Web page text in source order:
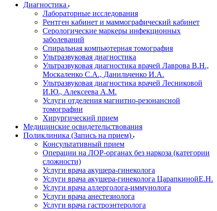
Диагностика
Лабораторные исследования
Рентген кабинет и маммографический кабинет
Серологические маркеры инфекционных
заболеваний
Спиральная компьютерная томография
Ультразвуковая диагностика
Ультразвуковая диагностика врачей Лаврова В.Н.,
Москаленко С.А., Данильченко И.А.
Ультразвуковая диагностика врачей Лесниковой
И.Ю., Алексеева А.М.
Услуги отделения магнитно-резонансной
томографии
Хирургический прием
Медицинские освидетельствования
Поликлиника (Запись на прием)
Консультативный прием
Операции на ЛОР-органах без наркоза (категории
сложности)
Услуги врача акушера-гинеколога
Услуги врача акушера-гинеколога ЦарапкинойЕ.Н.
Услуги врача аллерголога-иммунолога
Услуги врача анестезиолога
Услуги врача гастроэнтеролога